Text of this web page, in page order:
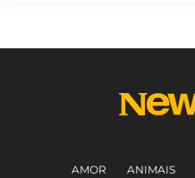
AMOR ANIMAIS